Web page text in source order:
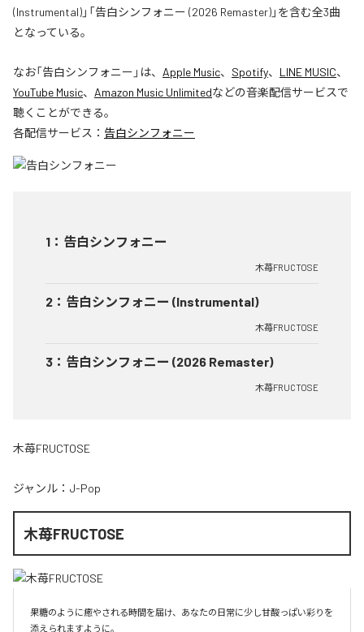
(Instrumental)」「告白シンフォニー (2026 Remaster)」を含む全3曲
となっている。
なお「告白シンフォニー 」は、 Apple Music、 Spotify、 LINE MUSIC、
YouTube Music、 Amazon Music Unlimitedなどの音楽配信サービスで
聴くことができる。
各配信サービス： 告白シンフォニー
1 ： 告白シンフォニー
木苺FRUCTOSE
2 ： 告白シンフォニー (Instrumental)
木苺FRUCTOSE
3 ： 告白シンフォニー (2026 Remaster)
木苺FRUCTOSE
木苺FRUCTOSE
ジャンル： J-Pop
木苺FRUCTOSE
果糖のように癒やされる時間を届け、あなたの日常に少し甘酸っぱい彩りを
添えられますように。